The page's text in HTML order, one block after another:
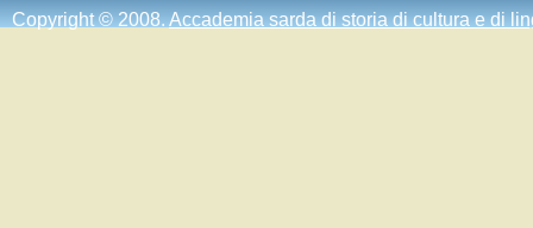
Copyright © 2008.Accademia sarda di storia di cultura e di